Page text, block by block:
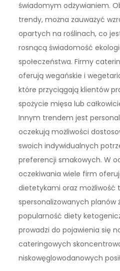
świadomym odżywianiem.
trendy, można zauważyć
opartych na roślinach, co
rosnącą świadomość
społeczeństwa. Firmy
oferują wegańskie i
które przyciągają klientów
spożycie mięsa lub
Innym trendem jest
oczekują możliwości
swoich indywidualnych
preferencji smakowych. W
oczekiwania wiele firm
dietetykami oraz możliwość
spersonalizowanych planów
popularność diety
prowadzi do pojawienia się
cateringowych
niskowęglowodanowych